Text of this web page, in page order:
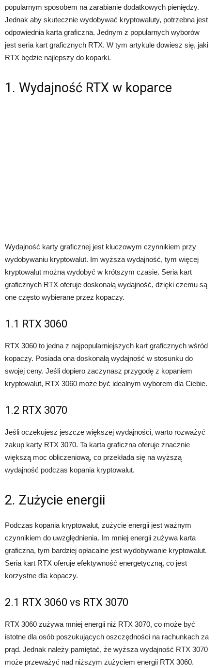
popularnym sposobem na zarabianie dodatkowych pieniędzy.
Jednak aby skutecznie wydobywać kryptowaluty, potrzebna jest
odpowiednia karta graficzna. Jednym z popularnych wyborów
jest seria kart graficznych RTX. W tym artykule dowiesz się, jaki
RTX będzie najlepszy do koparki.
1. Wydajność RTX w koparce
Wydajność karty graficznej jest kluczowym czynnikiem przy
wydobywaniu kryptowalut. Im wyższa wydajność, tym więcej
kryptowalut można wydobyć w krótszym czasie. Seria kart
graficznych RTX oferuje doskonałą wydajność, dzięki czemu są
one często wybierane przez kopaczy.
1.1 RTX 3060
RTX 3060 to jedna z najpopularniejszych kart graficznych wśród
kopaczy. Posiada ona doskonałą wydajność w stosunku do
swojej ceny. Jeśli dopiero zaczynasz przygodę z kopaniem
kryptowalut, RTX 3060 może być idealnym wyborem dla Ciebie.
1.2 RTX 3070
Jeśli oczekujesz jeszcze większej wydajności, warto rozważyć
zakup karty RTX 3070. Ta karta graficzna oferuje znacznie
większą moc obliczeniową, co przekłada się na wyższą
wydajność podczas kopania kryptowalut.
2. Zużycie energii
Podczas kopania kryptowalut, zużycie energii jest ważnym
czynnikiem do uwzględnienia. Im mniej energii zużywa karta
graficzna, tym bardziej opłacalne jest wydobywanie kryptowalut.
Seria kart RTX oferuje efektywność energetyczną, co jest
korzystne dla kopaczy.
2.1 RTX 3060 vs RTX 3070
RTX 3060 zużywa mniej energii niż RTX 3070, co może być
istotne dla osób poszukujących oszczędności na rachunkach za
prąd. Jednak należy pamiętać, że wyższa wydajność RTX 3070
może przeważyć nad niższym zużyciem energii RTX 3060.